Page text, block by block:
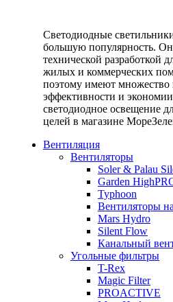
Светодиодные
большую популярность.
технической разработкой
жилых и коммерческих
поэтому имеют множество
эффективности и
светодиодное освещение
целей в магазине
Вентиляция
Вентиляторы
Soler & Palau
Garden
Typhoon
Вентиляторы
Mars Hydro
Silent Flow
Канальный
Угольные фильтры
T-Rex
Magic Filter
PROACTIVE